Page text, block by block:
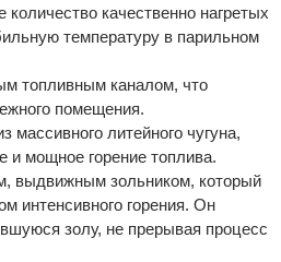
качественно нагретых
температуру в парильном
топливным каналом, что
помещения.
массивного литейного чугуна,
и мощное горение топлива.
выдвижным зольником, который
интенсивного горения. Он
золу, не прерывая процесс